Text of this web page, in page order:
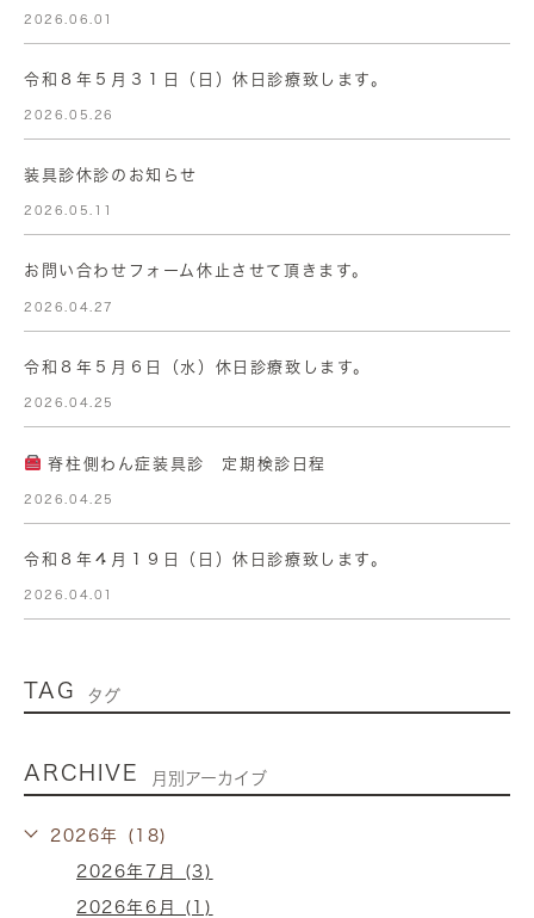
2026.06.01
令和８年５月３１日（日）休日診療致します。
2026.05.26
装具診休診のお知らせ
2026.05.11
お問い合わせフォーム休止させて頂きます。
2026.04.27
令和８年５月６日（水）休日診療致します。
2026.04.25
脊柱側わん症装具診 定期検診日程
2026.04.25
令和８年４月１９日（日）休日診療致します。
2026.04.01
TAG タグ
ARCHIVE 月別アーカイブ
2026年 (18)
2026年7月 (3)
2026年6月 (1)